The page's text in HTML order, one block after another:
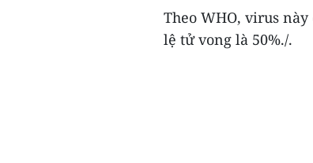
Theo WHO, virus
lệ tử vong là 50%./.